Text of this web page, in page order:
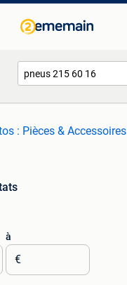
: Pièces & Accessoires
à
€